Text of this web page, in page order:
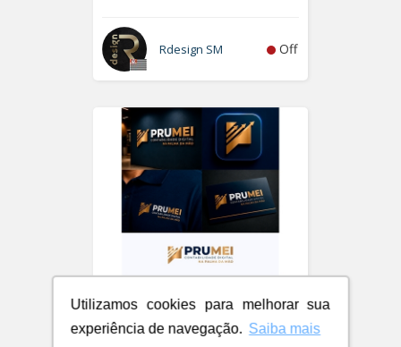
Utilizamos cookies para melhorar sua
experiência de navegação. Saiba mais
Rdesign SM Off
PRUMEI - Contabilidade Digital